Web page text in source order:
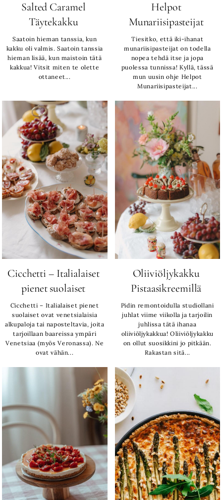
Salted Caramel
Täytekakku
Saatoin hieman tanssia, kun
kakku oli valmis. Saatoin tanssia
hieman lisää, kun maistoin tätä
kakkua! Vitsit miten te olette
ottaneet...
Helpot
Munariisipasteijat
Tiesitko, että iki-ihanat
munariisipasteijat on todella
nopea tehdä itse ja jopa
puolessa tunnissa! Kyllä, tässä
mun uusin ohje Helpot
Munariisipasteijat...
Cicchetti – Italialaiset
pienet suolaiset
Cicchetti – Italialaiset pienet
suolaiset ovat venetsialaisia
alkupaloja tai naposteltavia, joita
tarjoillaan baareissa ympäri
Venetsiaa (myös Veronassa). Ne
ovat vähän...
Oliiviöljykakku
Pistaasikreemillä
Pidin remontoidulla studiollani
juhlat viime viikolla ja tarjoilin
juhlissa tätä ihanaa
oliiviöljykakkua! Oliiviöljykakku
on ollut suosikkini jo pitkään.
Rakastan sitä...